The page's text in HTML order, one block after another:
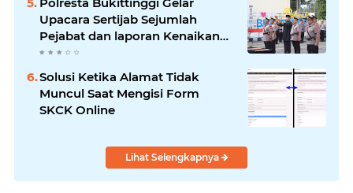
Polresta Bukittinggi Gelar
Upacara Sertijab Sejumlah
Pejabat dan laporan Kenaikan
Pangkat Pengabdian
Solusi Ketika Alamat Tidak
Muncul Saat Mengisi Form
SKCK Online
Lihat Selengkapnya